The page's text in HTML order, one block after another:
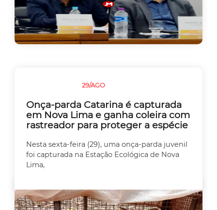
29/AGO
Onça-parda Catarina é capturada
em Nova Lima e ganha coleira com
rastreador para proteger a espécie
Nesta sexta-feira (29), uma onça-parda juvenil
foi capturada na Estação Ecológica de Nova
Lima,